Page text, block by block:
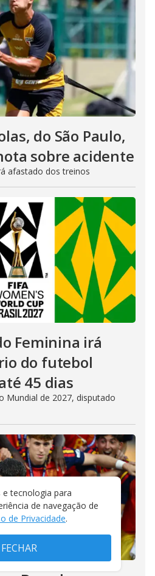
do São Paulo,
sobre acidente
afastado dos treinos
Feminina irá
do futebol
45 dias
Mundial de 2027, disputado
tecnologia para
de navegação de
de Privacidade.
FECHAR